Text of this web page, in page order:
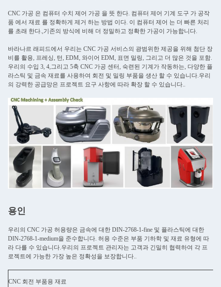
CNC 가공 은 컴퓨터 수치 제어 가공 을 뜻 한다. 컴퓨터 제어 기계 도구 가 공작
품 에서 재료 를 정확하게 제거 하는 방법 이다. 이 컴퓨터 제어 는 더 빠른 처리
를 초래 한다.,기존의 방식에 비해 더 정밀하고 정확한 가공이 가능합니다.
바라나르 래피드에서 우리는 CNC 가공 서비스의 광범위한 제공을 위해 첨단 장
비를 활용, 프레싱, 턴, EDM, 와이어 EDM, 표면 밀링, 그리고 더 많은 것을 포함.
우리의 수입 3, 4,그리고 5축 CNC 가공 센터, 숙련된 기계가 작동하는, 다양한 플
라스틱 및 금속 재료를 사용하여 회전 및 밀링 부품을 생산 할 수 있습니다.우리
의 강력한 공급망은 프로젝트 요구 사항에 따라 확장 할 수 있습니다..
용인
우리의 CNC 가공 허용량은 금속에 대한 DIN-2768-1-fine 및 플라스틱에 대한
DIN-2768-1-medium을 준수합니다. 허용 수준은 부품 기하학 및 재료 유형에 따
라 다를 수 있습니다.우리의 프로젝트 관리자는 고객과 긴밀히 협력하여 각 프
로젝트에 가능한 가장 높은 정확성을 보장합니다..
CNC 회전 부품용 재료